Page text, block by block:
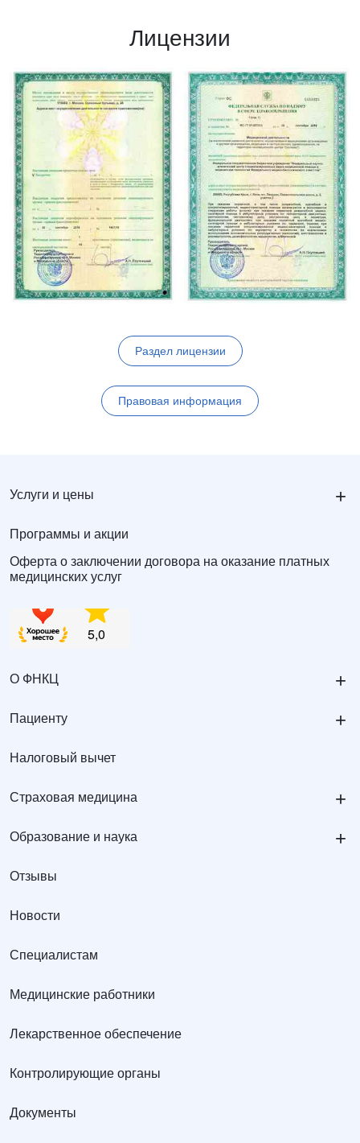
Лицензии
Раздел лицензии
Правовая информация
Услуги и цены +
Программы и акции
Оферта о заключении договора на оказание платных
медицинских услуг
О ФНКЦ +
Пациенту +
Налоговый вычет
Страховая медицина +
Образование и наука +
Отзывы
Новости
Специалистам
Медицинские работники
Лекарственное обеспечение
Контролирующие органы
Документы